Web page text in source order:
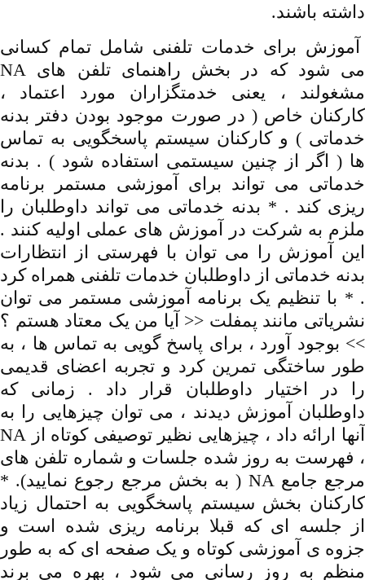
داشته باشند.
آموزش برای خدمات تلفنی شامل تمام کسانی
می شود که در بخش راهنمای تلفن های NA
مشغولند ، یعنی خدمتگزاران مورد اعتماد ،
کارکنان خاص ( در صورت موجود بودن دفتر بدنه
خدماتی ) و کارکنان سیستم پاسخگویی به تماس
ها ( اگر از چنین سیستمی استفاده شود ) . بدنه
خدماتی می تواند برای آموزشی مستمر برنامه
ریزی کند . * بدنه خدماتی می تواند داوطلبان را
ملزم به شرکت در آموزش های عملی اولیه کنند .
این آموزش را می توان با فهرستی از انتظارات
بدنه خدماتی از داوطلبان خدمات تلفنی همراه کرد
. * با تنظیم یک برنامه آموزشی مستمر می توان
نشریاتی مانند پمفلت << آیا من یک معتاد هستم ؟
>> بوجود آورد ، برای پاسخ گویی به تماس ها ، به
طور ساختگی تمرین کرد و تجربه اعضای قدیمی
را در اختیار داوطلبان قرار داد . زمانی که
داوطلبان آموزش دیدند ، می توان چیزهایی را به
آنها ارائه داد ، چیزهایی نظیر توصیفی کوتاه از NA
، فهرست به روز شده جلسات و شماره تلفن های
مرجع جامع NA ( به بخش مرجع رجوع نمایید). *
کارکنان بخش سیستم پاسخگویی به احتمال زیاد
از جلسه ای که قبلا برنامه ریزی شده است و
جزوه ی آموزشی کوتاه و یک صفحه ای که به طور
منظم به روز رسانی می شود ، بهره می برند